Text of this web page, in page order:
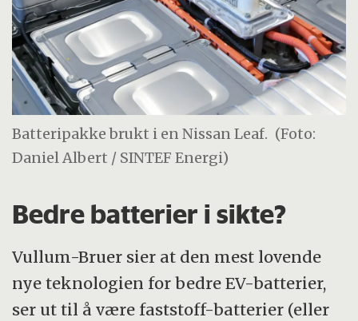
Batteripakke brukt i en Nissan Leaf. (Foto:
Daniel Albert / SINTEF Energi)
Bedre batterier i sikte?
Vullum-Bruer sier at den mest lovende
nye teknologien for bedre EV-batterier,
ser ut til å være faststoff-batterier (eller